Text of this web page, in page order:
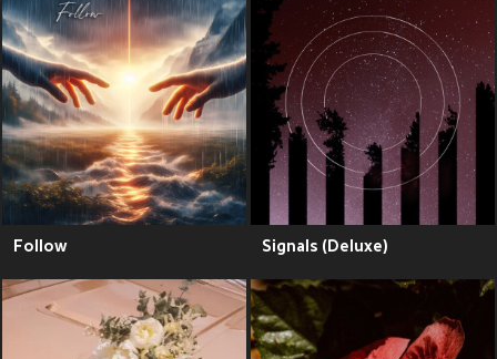
Follow Signals (Deluxe)